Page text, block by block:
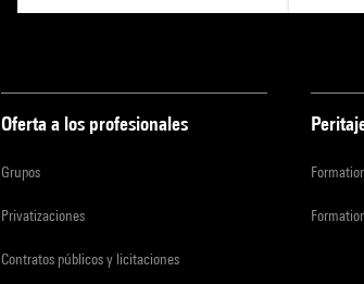
Oferta a los profesionales
Grupos
Privatizaciones
Contratos públicos y licitaciones